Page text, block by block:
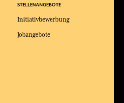
STELLENANGEBOTE
Initiativbewerbung
Jobangebote